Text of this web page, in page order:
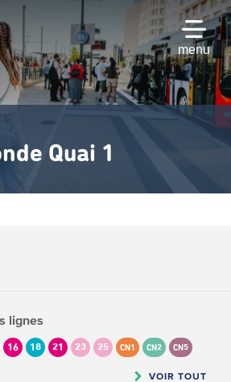
menu
Quai 1
lignes
16 18 21 23 25 CN1 CN2 CN5
VOIR TOUT